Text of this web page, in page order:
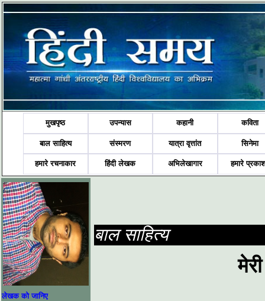
मुखपृष्ठ उपन्यास कहानी कविता
बाल साहित्य संस्मरण यात्रा वृत्तांत सिनेमा
हमारे रचनाकार हिंदी लेखक अभिलेखागार हमारे
लेखक को जानिए
बाल साहित्य